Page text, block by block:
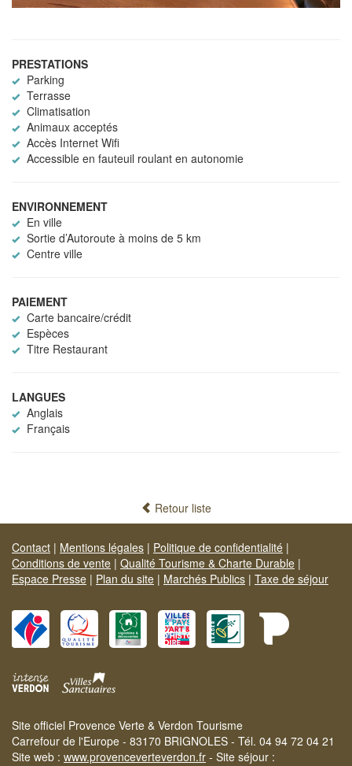
PRESTATIONS
Parking
Terrasse
Climatisation
Animaux acceptés
Accès Internet Wifi
Accessible en fauteuil roulant en autonomie
ENVIRONNEMENT
En ville
Sortie d’Autoroute à moins de 5 km
Centre ville
PAIEMENT
Carte bancaire/crédit
Espèces
Titre Restaurant
LANGUES
Anglais
Français
Retour liste
Contact | Mentions légales | Politique de confidentialité |
Conditions de vente | Qualité Tourisme & Charte Durable |
Espace Presse | Plan du site | Marchés Publics | Taxe de séjour
Site officiel Provence Verte & Verdon Tourisme
Carrefour de l'Europe - 83170 BRIGNOLES - Tél. 04 94 72 04 21
Site web : www.provenceverteverdon.fr - Site séjour :